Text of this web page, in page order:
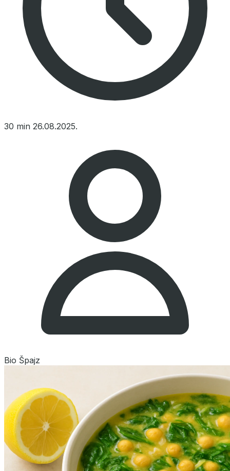
30 min 26.08.2025.
Bio Špajz